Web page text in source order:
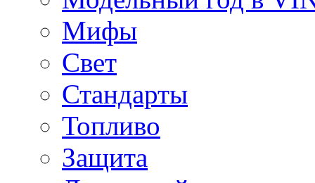
Мифы
Свет
Стандарты
Топливо
Защита